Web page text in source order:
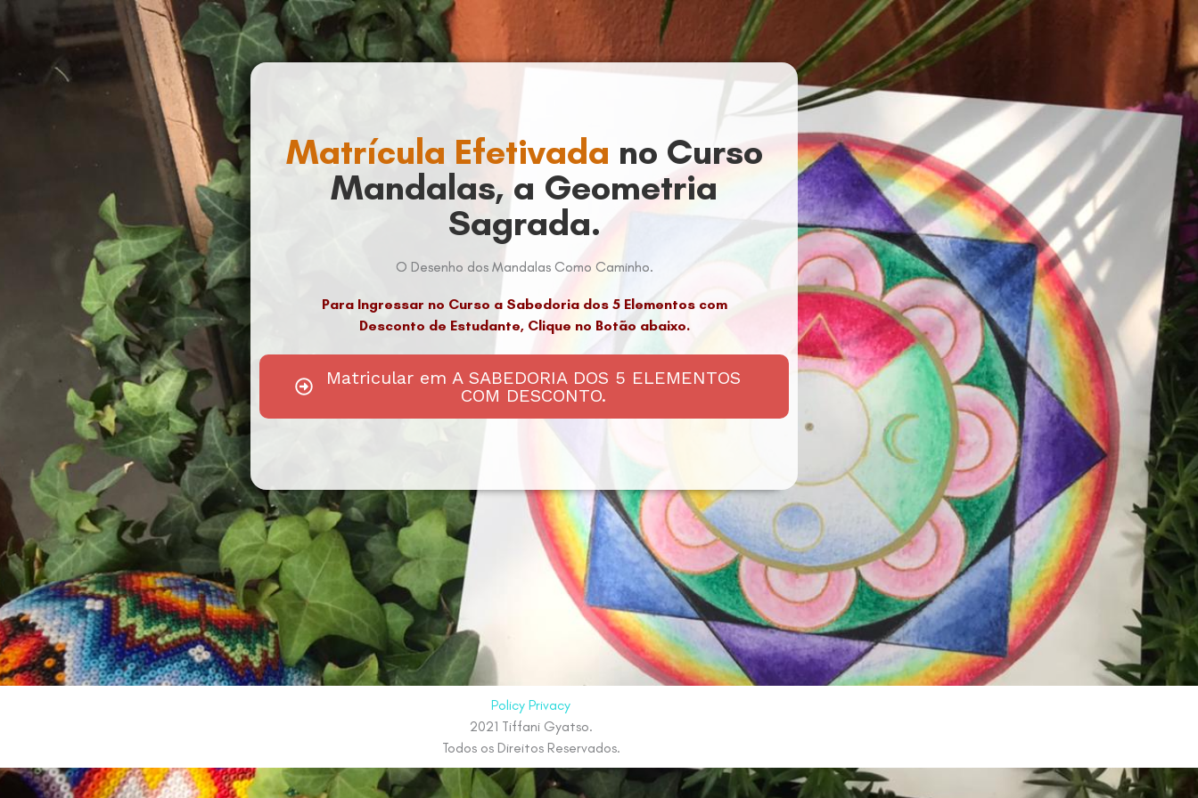
Matrícula Efetivada no Curso
Mandalas, a Geometria
Sagrada.
O Desenho dos Mandalas Como Caminho.
Para Ingressar no Curso a Sabedoria dos 5 Elementos com
Desconto de Estudante, Clique no Botão abaixo.
Matricular em A SABEDORIA DOS 5 ELEMENTOS
COM DESCONTO.
Policy Privacy
2021 Tiffani Gyatso.
Todos os Direitos Reservados.